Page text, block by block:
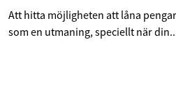
Att hitta möjligheten att låna
som en utmaning, speciellt när